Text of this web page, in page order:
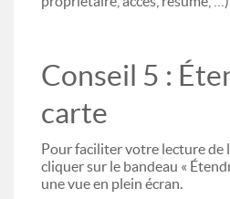
Conseil 5 :
carte
Pour faciliter votre lecture de
cliquer sur le bandeau «
une vue en plein écran.